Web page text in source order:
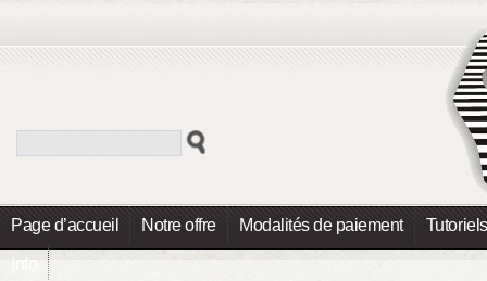
Page d’accueil Notre offre Modalités de paiement Tutoriels
Info